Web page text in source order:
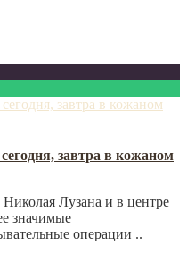
завтра в кожаном
Лузана и в центре
значимые
операции ..